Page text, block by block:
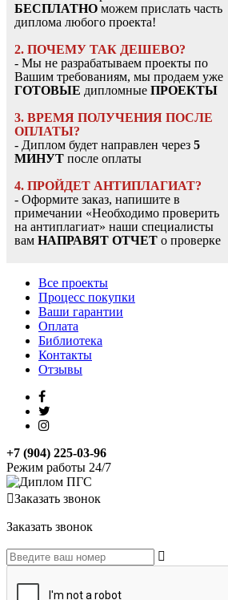
БЕСПЛАТНО можем прислать часть
диплома любого проекта!
2. ПОЧЕМУ ТАК ДЕШЕВО?
- Мы не разрабатываем проекты по
Вашим требованиям, мы продаем уже
ГОТОВЫЕ дипломные ПРОЕКТЫ
3. ВРЕМЯ ПОЛУЧЕНИЯ ПОСЛЕ
ОПЛАТЫ?
- Диплом будет направлен через 5
МИНУТ после оплаты
4. ПРОЙДЕТ АНТИПЛАГИАТ?
- Оформите заказ, напишите в
примечании «Необходимо проверить
на антиплагиат» наши специалисты
вам НАПРАВЯТ ОТЧЕТ о проверке
Все проекты
Процесс покупки
Ваши гарантии
Оплата
Библиотека
Контакты
Отзывы
+7 (904) 225-03-96
Режим работы 24/7
Заказать звонок
Заказать звонок